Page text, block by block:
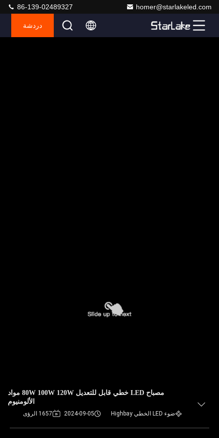
homer@starlakeled.com
86-139-02489327
دردشة
مصباح LED خطي قابل للتعديل 80W 100W 120W مواد
الألومنيوم
ضوء LED الخطي Highbay 2024-09-05 1657 الرؤى